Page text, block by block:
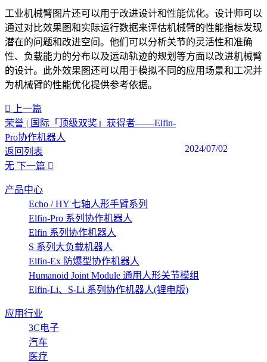
工业机械臂图片还可以用于改进设计和性能优化。设计师可以
通过对比效果图和实际运行数据来评估机械臂的性能指标发现
潜在的问题和改进空间。他们可以分析关节的灵活性和准确
性、负载能力的分布以及运动轨迹的规划等方面以改进机械臂
的设计。此外效果图还可以用于模拟不同的应用场景和工况并
为机械臂的性能优化提供参考依据。‍
上一篇
荣誉 | 国际「顶级双奖」获得者——Elfin-
Pro协作机器人
2024/07/02
返回列表
无 下一篇
产品中心
Echo / HY 七轴人形手臂系列
Elfin-Pro 系列协作机器人
Elfin 系列协作机器人
S 系列大负载机器人
Elfin-Ex 防爆型协作机器人
Humanoid Joint Module 通用人形关节模组
Elfin-Li、S-Li 系列协作机器人(锂电版)
应用行业
3C电子
汽车
医疗